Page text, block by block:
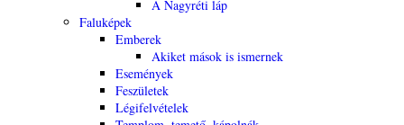
A Nagyréti láp
Faluképek
Emberek
Akiket mások is ismernek
Események
Feszületek
Légifelvételek